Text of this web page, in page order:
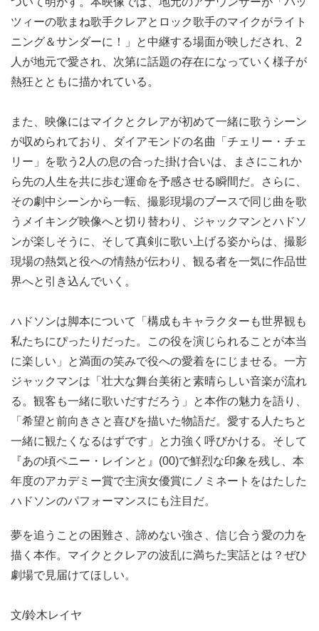
ツィーの歌まね歌手クレアとロック歌手のマイクがライト
ニング＆サンダーに！」と中継する場面が映しだされ、2
人が地元で愛され、次第に話題の存在になっていく様子が
熱狂とともに描かれている。
また、映像にはマイクとクレアが初めて一緒に歌うシーン
が収められており、ダイアモンドの名曲「チェリー・チェ
リー」を歌う2人の息の合った掛け合いは、まさにこれか
ら先の人生を共に歩む運命を予感させる瞬間だ。さらに、
その劇中シーンから一転、撮影現場のブースで同じ曲を歌
うメイキング映像へと切り替わり、ジャックマンとハドソ
ンが楽しそうに、そして真剣に歌い上げる姿からは、撮影
現場の熱気と役への情熱が伝わり、観る者を一気に作品世
界へと引き込んでいく。
ハドソンは脚本について「構成もキャラクターも世界観も
私たちにぴったりだった。この役を演じられることが本当
に楽しい」と満面の笑みで役への愛着をにじませる。一方
ジャックマンは「壮大な舞台美術と素晴らしい音楽が流れ
る。観客も一緒に歌いだすだろう」と本作の魅力を語り、
「希望と前向きさと喜びを描いた物語だ。愛する人たちと
一緒に観たくなるはずです」と力強く呼びかける。そして
『あの頃ペニー・レインと』(00)で鮮烈な印象を残し、本
年度のアカデミー賞で主演女優賞にノミネートをはたした
ハドソンのパフォーマンスにも注目だ。
夢を追うことの困難さ、諦めない強さ、信じ合う愛の力を
描く本作。マイクとクレアの波乱に満ちた実話とは？ぜひ
劇場で見届けてほしい。
文/鈴木レイヤ